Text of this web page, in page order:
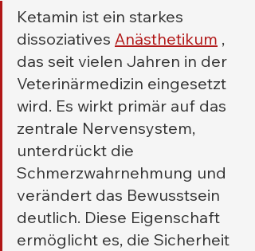
Ketamin ist ein starkes
dissoziatives Anästhetikum ,
das seit vielen Jahren in der
Veterinärmedizin eingesetzt
wird. Es wirkt primär auf das
zentrale Nervensystem,
unterdrückt die
Schmerzwahrnehmung und
verändert das Bewusstsein
deutlich. Diese Eigenschaft
ermöglicht es, die Sicherheit